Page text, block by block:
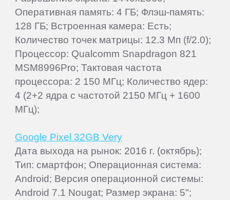
Оперативная память: 4 ГБ; Флэш-память:
128 ГБ; Встроенная камера: Есть;
Количество точек матрицы: 12.3 Мп (f/2.0);
Процессор: Qualcomm Snapdragon 821
MSM8996Pro; Тактовая частота
процессора: 2 150 МГц; Количество ядер:
4 (2+2 ядра с частотой 2150 МГц + 1600
МГц);
Google Pixel 32GB Very
Дата выхода на рынок: 2016 г. (октябрь);
Тип: смартфон; Операционная система:
Android; Версия операционной системы:
Android 7.1 Nougat; Размер экрана: 5";